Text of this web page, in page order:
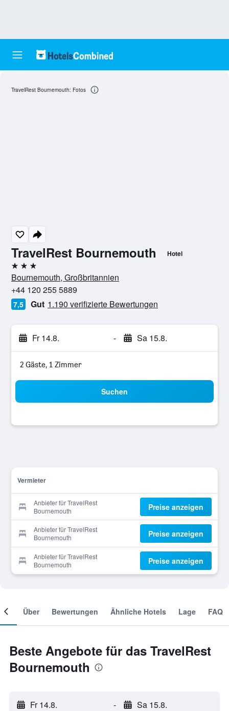
TravelRest Bournemouth Hotel
3 Sterne
Bournemouth, Großbritannien
+44 120 255 5889
7,5 Gut 1.190 verifizierte Bewertungen
Fr 14.8. - Sa 15.8.
2 Gäste, 1 Zimmer
Suchen
Vermieter
Anbieter für TravelRest
Bournemouth
Preise anzeigen
Anbieter für TravelRest
Bournemouth
Preise anzeigen
Anbieter für TravelRest
Bournemouth
Preise anzeigen
TravelRest Bournemouth: Fotos
Über Bewertungen Ähnliche Hotels Lage FAQ
Beste Angebote für das TravelRest
Bournemouth
Fr 14.8. - Sa 15.8.